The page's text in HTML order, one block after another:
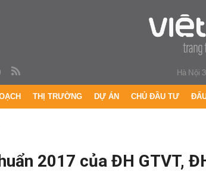
Hà Nội
THỊ TRƯỜNG DỰ ÁN CHỦ ĐẦU TƯ
2017 của ĐH GTVT,